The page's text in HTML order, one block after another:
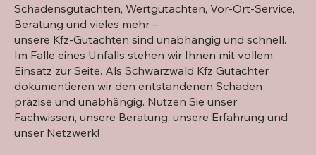
Schadensgutachten, Wertgutachten, Vor-Ort-Service,
Beratung und vieles mehr –
unsere Kfz-Gutachten sind unabhängig und schnell.
Im Falle eines Unfalls stehen wir Ihnen mit vollem
Einsatz zur Seite. Als Schwarzwald Kfz Gutachter
dokumentieren wir den entstandenen Schaden
präzise und unabhängig. Nutzen Sie unser
Fachwissen, unsere Beratung, unsere Erfahrung und
unser Netzwerk!